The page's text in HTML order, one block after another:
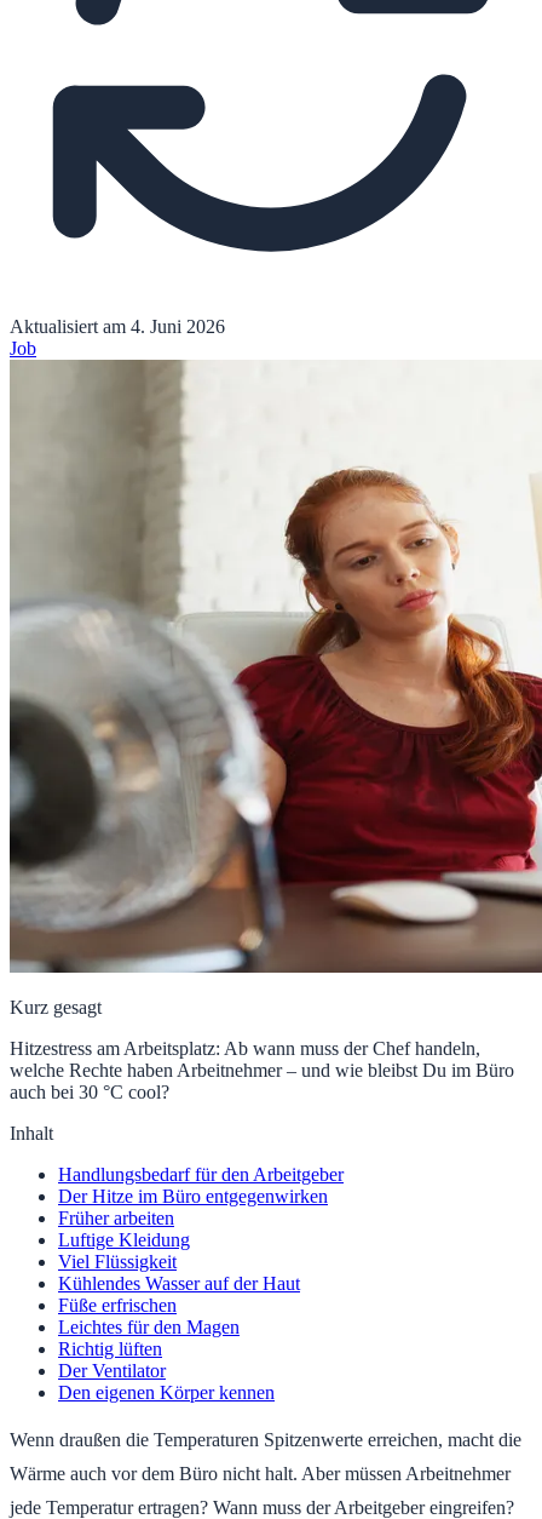
Aktualisiert am 4. Juni 2026
Job
Kurz gesagt
Hitzestress am Arbeitsplatz: Ab wann muss der Chef handeln,
welche Rechte haben Arbeitnehmer – und wie bleibst Du im Büro
auch bei 30 °C cool?
Inhalt
Handlungsbedarf für den Arbeitgeber
Der Hitze im Büro entgegenwirken
Früher arbeiten
Luftige Kleidung
Viel Flüssigkeit
Kühlendes Wasser auf der Haut
Füße erfrischen
Leichtes für den Magen
Richtig lüften
Der Ventilator
Den eigenen Körper kennen
Wenn draußen die Temperaturen Spitzenwerte erreichen, macht die
Wärme auch vor dem Büro nicht halt. Aber müssen Arbeitnehmer
jede Temperatur ertragen? Wann muss der Arbeitgeber eingreifen?